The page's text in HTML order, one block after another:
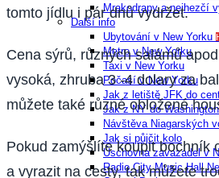
Mrakodrapy a nejhezčí
Další info
Ubytování v New Yorku
Metro v New Yorku
Taxi v New Yorku
Počasí v New Yorku
Jak z letiště JFK do
Jak z NY do
Návštěva Niagarských
Jak si půjčit kolo
Úschovna zavazadel v
Radio City Music Hall
tomto jídlu i pár dnů vydržet.
Cena sýrů, různých salámů
vysoká, zhruba 3 -4 dolary za
můžete také různé obložené
Pokud zamýšlíte koupit bochník
a vyrazit na cesty, tak můžete